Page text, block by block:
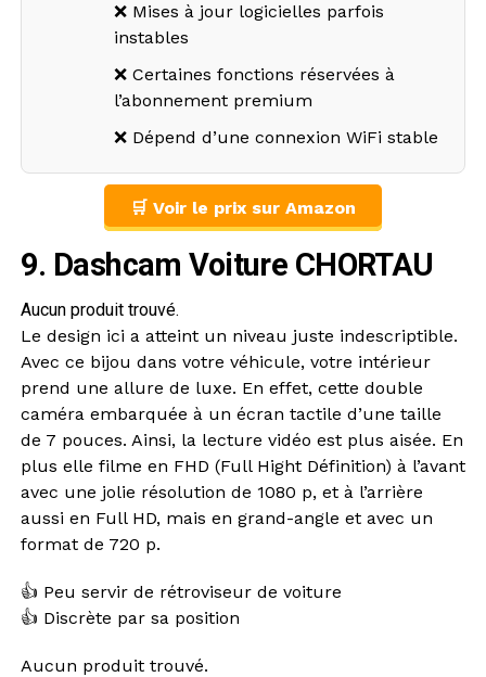
❌ Mises à jour logicielles parfois
instables
❌ Certaines fonctions réservées à
l’abonnement premium
❌ Dépend d’une connexion WiFi stable
🛒 Voir le prix sur Amazon
9. Dashcam Voiture CHORTAU
Aucun produit trouvé.
Le design ici a atteint un niveau juste indescriptible.
Avec ce bijou dans votre véhicule, votre intérieur
prend une allure de luxe. En effet, cette double
caméra embarquée à un écran tactile d’une taille
de 7 pouces. Ainsi, la lecture vidéo est plus aisée. En
plus elle filme en FHD (Full Hight Définition) à l’avant
avec une jolie résolution de 1080 p, et à l’arrière
aussi en Full HD, mais en grand-angle et avec un
format de 720 p.
👍 Peu servir de rétroviseur de voiture
👍 Discrète par sa position
Aucun produit trouvé.